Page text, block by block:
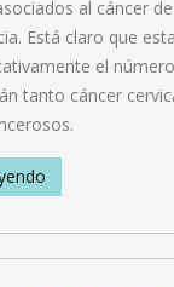
al cáncer
Está claro que
el
tanto cáncer